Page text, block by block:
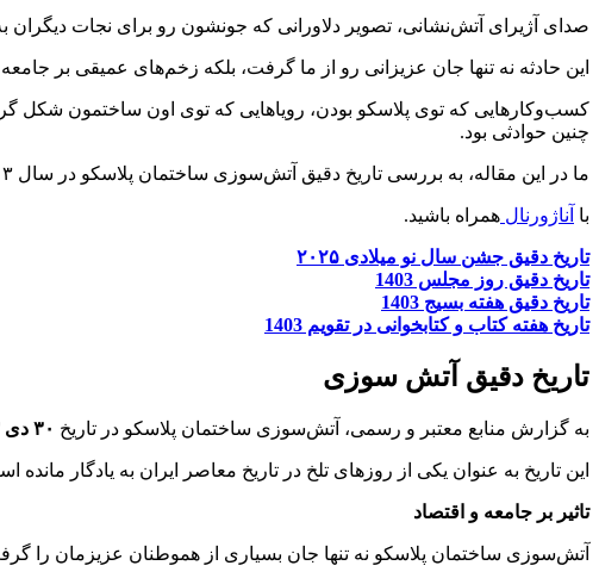
صدای آژیرای آتش‌نشانی، تصویر دلاورانی که جونشون رو برای نجات
این حادثه نه تنها جان عزیزانی رو از ما گرفت، بلکه زخم‌های عمیقی بر
کسب‌وکارهایی که توی پلاسکو بودن، رویاهایی که توی اون ساختمون شکل
چنین حوادثی بود.
ما در این مقاله، به بررسی تاریخ دقیق آتش‌سوزی ساختمان پلاسکو در سال ۱۴۰۳ می‌پردازیم و اطلاعات جامع و کاربردی را برای شما عزیزان ارائه می‌دهیم.
با آناژورنال همراه باشید.
تاریخ دقیق جشن سال نو میلادی ۲۰۲۵
تاریخ دقیق روز مجلس 1403
تاریخ دقیق هفته بسیج 1403
تاریخ هفته کتاب و کتابخوانی در تقویم 1403
تاریخ دقیق آتش‌ سوزی
به گزارش منابع معتبر و رسمی، آتش‌سوزی ساختمان پلاسکو در تاریخ ۳۰ دی ۱۴۰۳
این تاریخ به عنوان یکی از روزهای تلخ در تاریخ معاصر ایران به یادگار مانده
تاثیر بر جامعه و اقتصاد
آتش‌سوزی ساختمان پلاسکو نه تنها جان بسیاری از هموطنان عزیزمان را